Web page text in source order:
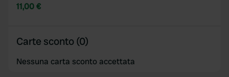
11,00 €
Carte sconto (0)
Nessuna carta sconto accettata